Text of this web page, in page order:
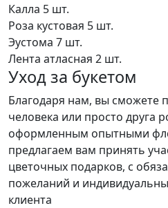
Калла 5 шт.
Роза кустовая 5 шт.
Эустома 7 шт.
Лента атласная 2 шт.
Уход за букетом
Благодаря нам, вы сможете
человека или просто друга
оформленным опытными
предлагаем вам принять
цветочных подарков, с
пожеланий и
клиента